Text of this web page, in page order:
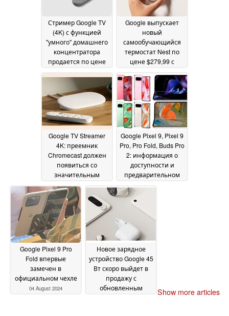
Стример Google TV
(4K) с функцией
"умного" домашнего
концентратора
продается по цене
07 August 2024
Google выпускает
новый
самообучающийся
термостат Nest по
цене $279,99 с
чипом радара Soli и
поддержкой Matter07
August 2024
Google TV Streamer
4K: преемник
Chromecast должен
появиться со
значительным
06 August 2024
Google Pixel 9, Pixel 9
Pro, Pro Fold, Buds Pro
2: информация о
доступности и
предварительном
фотографиями без
водяных знаков
Google Pixel 9 Pro
Fold впервые
замечен в
официальном чехле
04 August 2024
Новое зарядное
устройство Google 45
Вт скоро выйдет в
продажу с
обновленным
Show more articles